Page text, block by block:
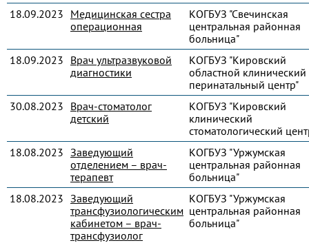
18.09.2023 Медицинская сестра
операционная
КОГБУЗ "Свечинская
центральная районная
больница"
18.09.2023 Врач ультразвуковой
диагностики
КОГБУЗ "Кировский
областной клинический
перинатальный центр"
30.08.2023 Врач-стоматолог
детский
КОГБУЗ "Кировский
клинический
стоматологический
18.08.2023 Заведующий
отделением – врач-
терапевт
КОГБУЗ "Уржумская
центральная районная
больница"
18.08.2023 Заведующий
трансфузиологическим
кабинетом – врач-
трансфузиолог
КОГБУЗ "Уржумская
центральная районная
больница"